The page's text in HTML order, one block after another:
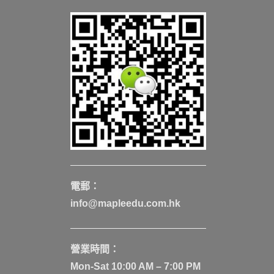
電郵：
info@mapleedu.com.hk
營業時間：
Mon-Sat 10:00 AM – 7:00 PM